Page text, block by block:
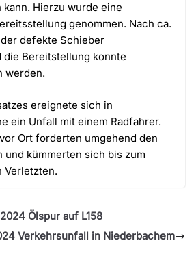
kann. Hierzu wurde eine
genommen. Nach ca.
defekte Schieber
die Bereitstellung konnte
werden.
ereignete sich in
ein Unfall mit einem Radfahrer.
Ort forderten umgehend den
und kümmerten sich bis zum
Verletzten.
Ölspur auf L158
Verkehrsunfall in Niederbachem